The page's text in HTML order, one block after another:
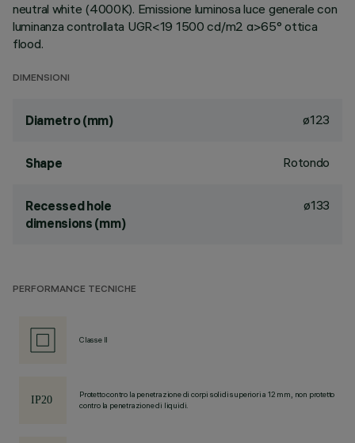
neutral white (4000K). Emissione luminosa luce generale con
luminanza controllata UGR<19 1500 cd/m2 α>65° ottica
flood.
DIMENSIONI
Diametro (mm) ø123
Shape Rotondo
Recessed hole
dimensions (mm)
ø133
PERFORMANCE TECNICHE
Classe II
Protetto contro la penetrazione di corpi solidi superiori a 12 mm, non protetto
contro la penetrazione di liquidi.